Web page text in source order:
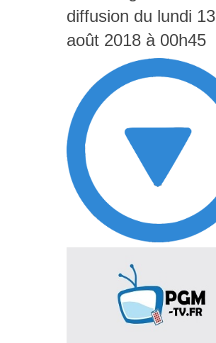
diffusion du lundi 13
août 2018 à 00h45